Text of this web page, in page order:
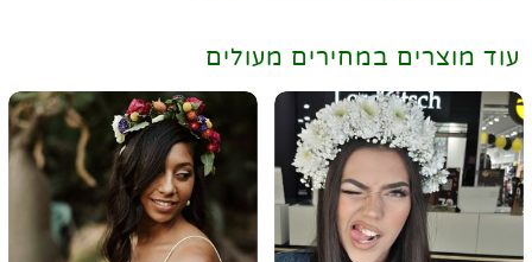
עוד מוצרים במחירים מעולים